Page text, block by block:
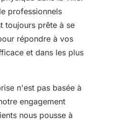
professionnels
toujours prête à se
répondre à vos
et dans les plus
n'est pas basée à
engagement
nous pousse à